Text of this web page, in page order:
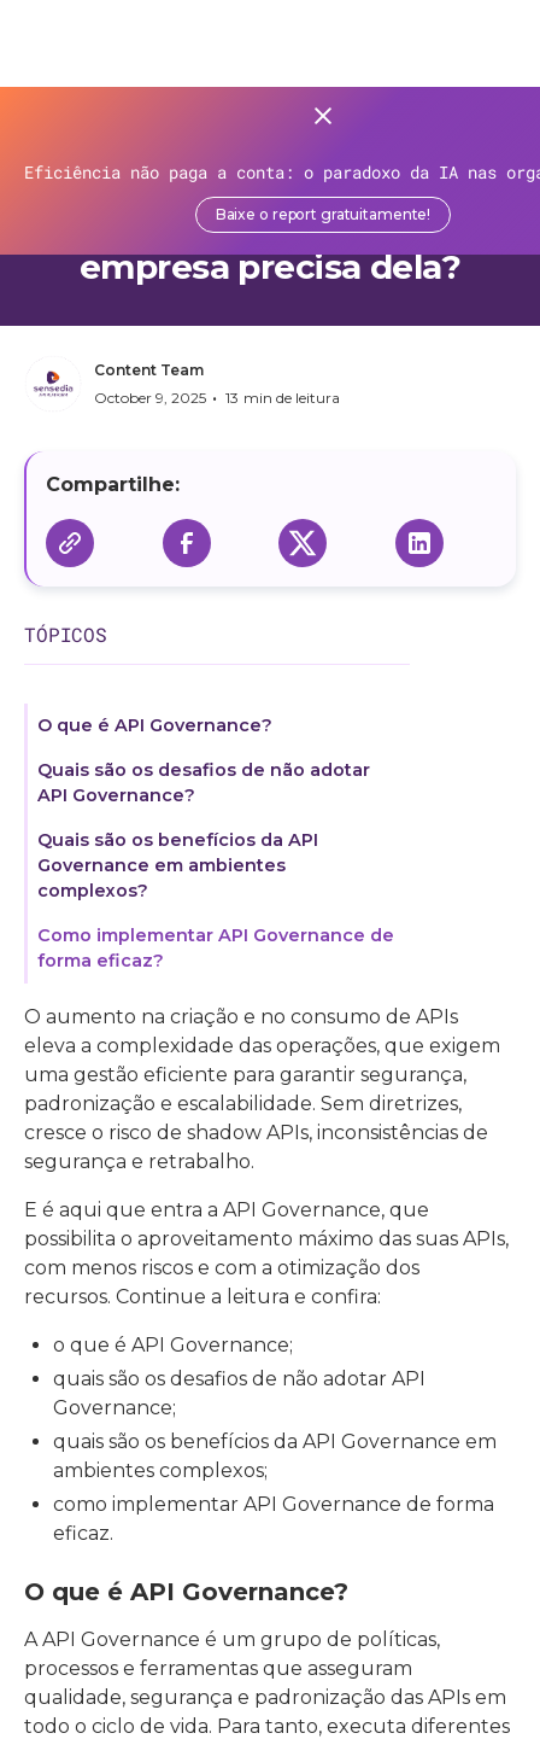
Eficiência não paga a conta: o paradoxo da IA nas
Baixe o report gratuitamente!
API Governance — entenda
o que é e por que sua
empresa precisa dela?
Content Team
October 9, 2025 • 13 min de leitura
O aumento na criação e no consumo de APIs
eleva a complexidade das operações, que exigem
uma gestão eficiente para garantir segurança,
padronização e escalabilidade. Sem diretrizes,
cresce o risco de shadow APIs, inconsistências de
segurança e retrabalho.
E é aqui que entra a API Governance, que
possibilita o aproveitamento máximo das suas APIs,
com menos riscos e com a otimização dos
recursos. Continue a leitura e confira:
o que é API Governance;
quais são os desafios de não adotar API
Governance;
quais são os benefícios da API Governance em
ambientes complexos;
como implementar API Governance de forma
eficaz.
O que é API Governance?
A API Governance é um grupo de políticas,
processos e ferramentas que asseguram
qualidade, segurança e padronização das APIs em
todo o ciclo de vida. Para tanto, executa diferentes
Compartilhe:
TÓPICOS
O que é API Governance?
Quais são os desafios de não adotar
API Governance?
Quais são os benefícios da API
Governance em ambientes
complexos?
Como implementar API Governance de
forma eficaz?